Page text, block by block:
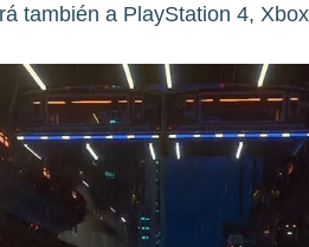
también a PlayStation 4,